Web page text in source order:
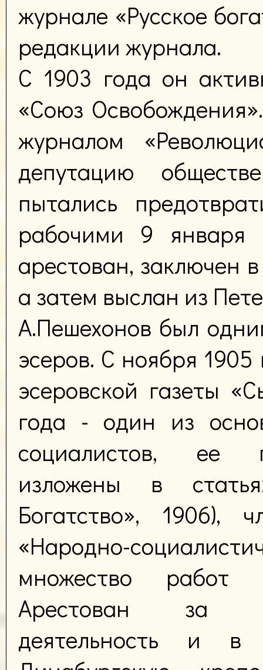
журнале «Русское
редакции журнала.
С 1903 года он
«Союз
журналом
депутацию
пытались
рабочими 9
арестован, заключен
а затем выслан из
А.Пешехонов был
эсеров. С ноября
эсеровской газеты
года - один из
социалистов, ее
изложены в
Богатство», 1906),
«Народно-
множество работ
Арестован за
деятельность и